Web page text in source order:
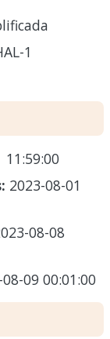
1
11:59:00
2023-08-01
08-08
09 00:01:00